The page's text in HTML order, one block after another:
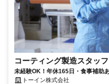
コーティング製造スタッフ
未経験OK！年休165日・食事補助
トーイン株式会社